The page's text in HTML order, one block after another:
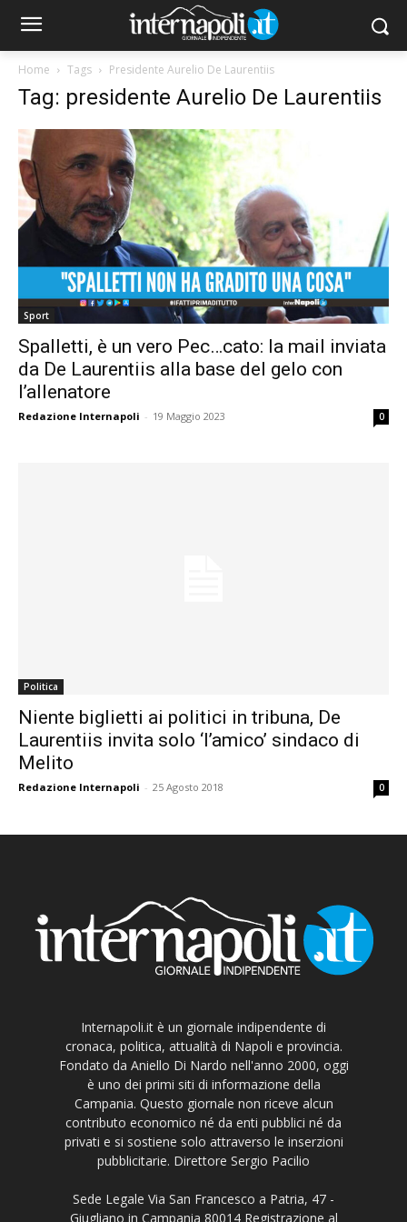
Home Tags Presidente Aurelio De Laurentiis
Tag: presidente Aurelio De Laurentiis
Sport
Spalletti, è un vero Pec…cato: la mail inviata
da De Laurentiis alla base del gelo con
l’allenatore
Redazione Internapoli - 19 Maggio 2023 0
Politica
Niente biglietti ai politici in tribuna, De
Laurentiis invita solo ‘l’amico’ sindaco di
Melito
Redazione Internapoli - 25 Agosto 2018 0
Internapoli.it è un giornale indipendente di
cronaca, politica, attualità di Napoli e provincia.
Fondato da Aniello Di Nardo nell'anno 2000, oggi
è uno dei primi siti di informazione della
Campania. Questo giornale non riceve alcun
contributo economico né da enti pubblici né da
privati e si sostiene solo attraverso le inserzioni
pubblicitarie. Direttore Sergio Pacilio
Sede Legale Via San Francesco a Patria, 47 -
Giugliano in Campania 80014 Registrazione al